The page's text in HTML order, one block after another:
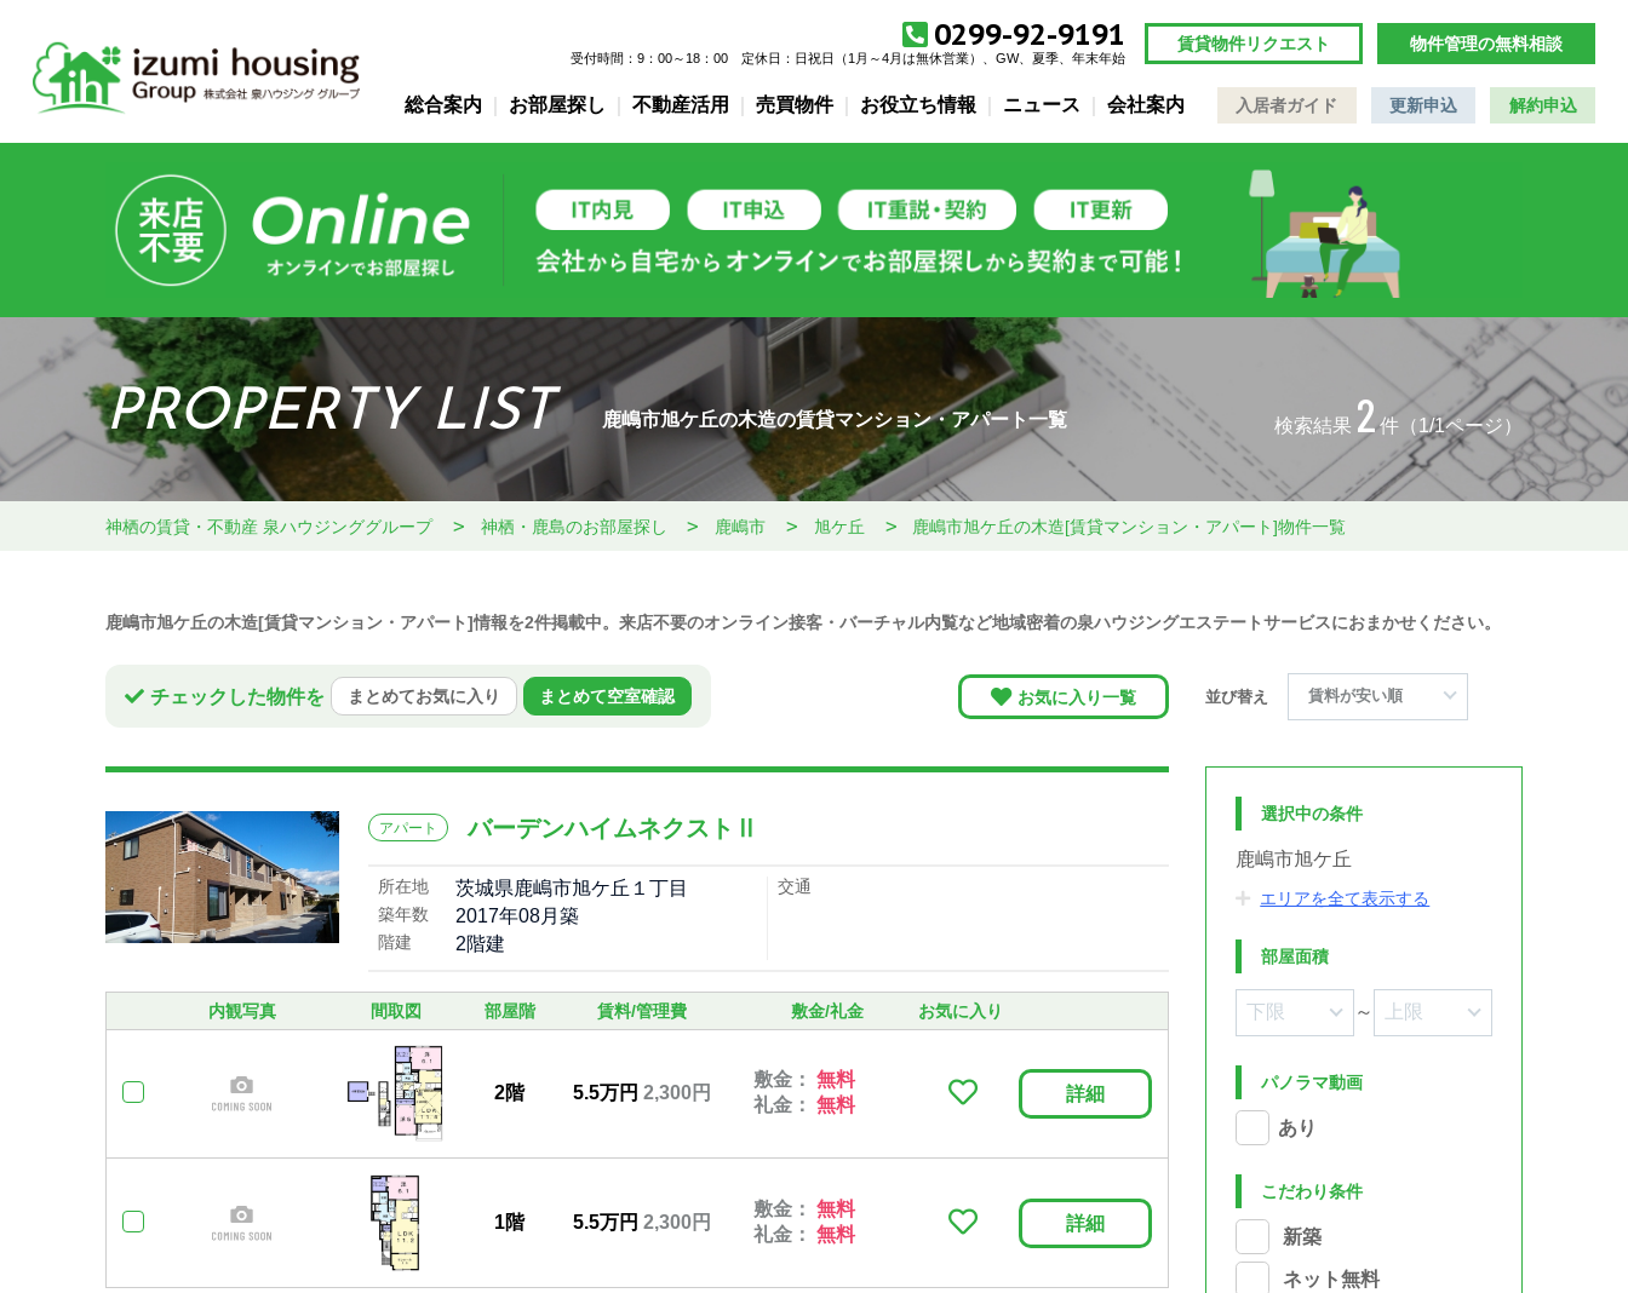
0299-92-9191
受付時間：9：00～18：00定休日： 日祝日（1月～4月は無休営業）、GW、夏季、年末年始
賃貸物件リクエスト 物件管理の無料相談
総合案内 お部屋探し 不動産活用 売買物件 お役立ち情報 ニュース 会社案内 入居者ガイド 更新申込 解約申込
PROPERTY LIST 鹿嶋市旭ケ丘の木造の賃貸マンション・アパート一覧 検索結果 2件（1/1ページ）
神栖の賃貸・不動産 泉ハウジンググループ 神栖・鹿島のお部屋探し 鹿嶋市 旭ケ丘 鹿嶋市旭ケ丘の木造[賃貸マンション・アパート]物件一覧
鹿嶋市旭ケ丘の木造[賃貸マンション・アパート]情報を2件掲載中。来店不要のオンライン接客・バーチャル内覧など地域密着の泉ハウジングエステートサービスにおまかせください。
チェックした物件を まとめてお気に入り まとめて空室確認 お気に入り一覧 並び替え
アパート バーデンハイムネクストⅡ
所在地 茨城県鹿嶋市旭ケ丘１丁目
築年数 2017年08月築
階建 2階建
交通
内観写真 間取図 部屋階 賃料/管理費 敷金/礼金 お気に入り
2階 5.5万円 2,300円
敷金： 無料
礼金： 無料
詳細
1階 5.5万円 2,300円
敷金： 無料
礼金： 無料
詳細
選択中の条件
鹿嶋市旭ケ丘
エリアを全て表示する
部屋面積
～
パノラマ動画
あり
こだわり条件
新築
ネット無料